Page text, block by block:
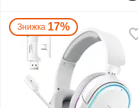
Знижка 17%